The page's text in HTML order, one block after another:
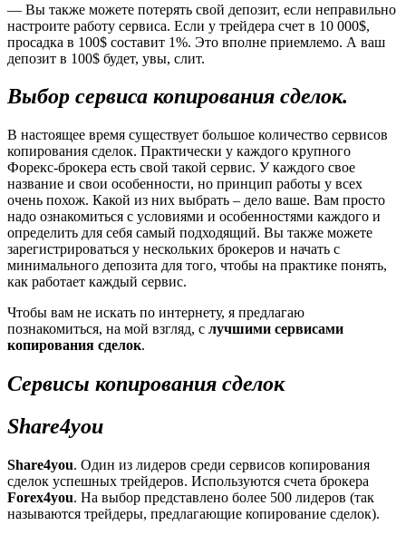
— Вы также можете потерять свой депозит, если неправильно
настроите работу сервиса. Если у трейдера счет в 10 000$,
просадка в 100$ составит 1%. Это вполне приемлемо. А ваш
депозит в 100$ будет, увы, слит.
Выбор сервиса копирования сделок.
В настоящее время существует большое количество сервисов
копирования сделок. Практически у каждого крупного
Форекс-брокера есть свой такой сервис. У каждого свое
название и свои особенности, но принцип работы у всех
очень похож. Какой из них выбрать – дело ваше. Вам просто
надо ознакомиться с условиями и особенностями каждого и
определить для себя самый подходящий. Вы также можете
зарегистрироваться у нескольких брокеров и начать с
минимального депозита для того, чтобы на практике понять,
как работает каждый сервис.
Чтобы вам не искать по интернету, я предлагаю
познакомиться, на мой взгляд, с лучшими сервисами
копирования сделок.
Сервисы копирования сделок
Share4you
Share4you. Один из лидеров среди сервисов копирования
сделок успешных трейдеров. Используются счета брокера
Forex4you. На выбор представлено более 500 лидеров (так
называются трейдеры, предлагающие копирование сделок).